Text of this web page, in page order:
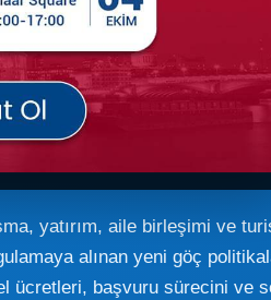
yatırım, aile birleşimi ve
alınan yeni göç
ücretleri, başvuru sürecini ve